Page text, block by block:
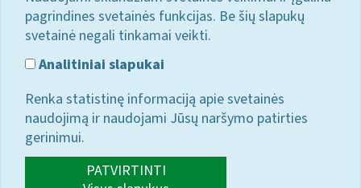
pagrindines svetainės funkcijas. Be šių slapukų
svetainė negali tinkamai veikti.
Analitiniai slapukai
Renka statistinę informaciją apie svetainės
naudojimą ir naudojami Jūsų naršymo patirties
gerinimui.
PATVIRTINTI